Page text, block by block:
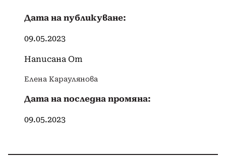
Дата на публикуване:
09.05.2023
Написана От
Елена Караулянова
Дата на последна промяна:
09.05.2023